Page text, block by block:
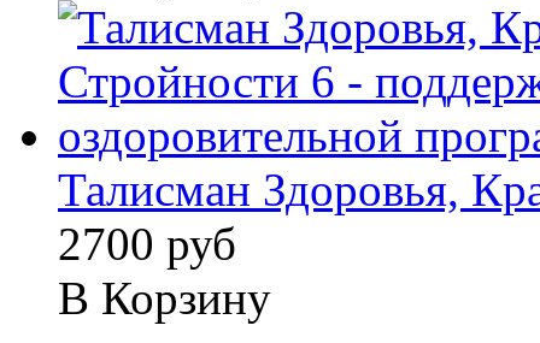
Талисман Здоровья,
2700 руб
В Корзину